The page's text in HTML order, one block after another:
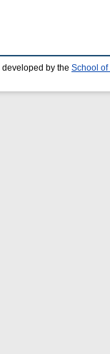
developed by the School of